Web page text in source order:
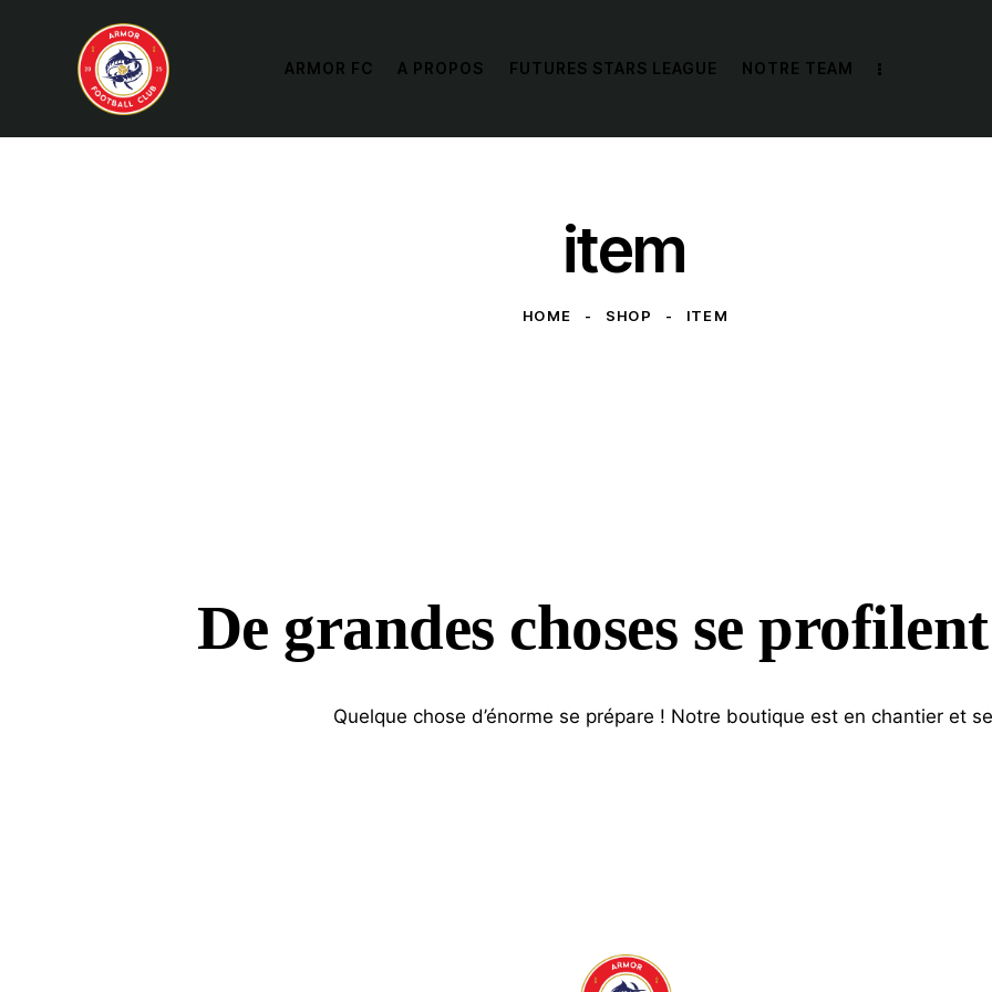
ARMOR FC A PROPOS FUTURES STARS LEAGUE NOTRE TEAM
item
HOME SHOP ITEM
De grandes choses se
Quelque chose d’énorme se prépare ! Notre boutique est en chantier et